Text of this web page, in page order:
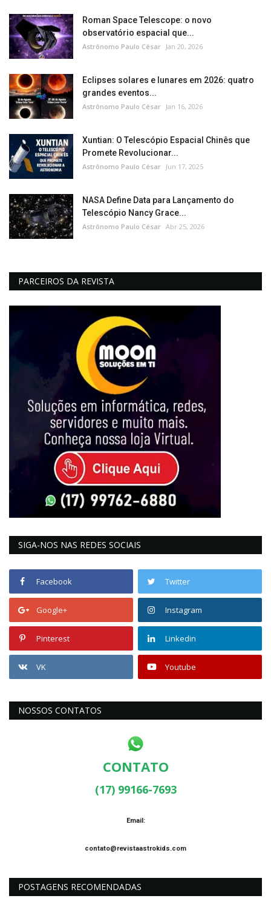
Roman Space Telescope: o novo
observatório espacial que...
Astrônomo Paulo César Jan 20, 2026
Eclipses solares e lunares em 2026: quatro
grandes eventos...
Astrônomo Paulo César Jan 16, 2026
Xuntian: O Telescópio Espacial Chinês que
Promete Revolucionar...
Astrônomo Paulo César Jun 17, 2025
NASA Define Data para Lançamento do
Telescópio Nancy Grace...
Astrônomo Paulo César Abr 25, 2026
PARCEIROS DA REVISTA
SIGA-NOS NAS REDES SOCIAIS
Facebook Twitter
Google+ Instagram
Pinterest Linkedin
VK Youtube
NOSSOS CONTATOS
CONTATO
(17) 99166-7693
Email:
contato@revistaastrokids.com
POSTAGENS RECOMENDADAS